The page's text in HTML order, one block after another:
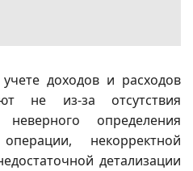
доходов и расходов
не из-за отсутствия
определения
некорректной
детализации